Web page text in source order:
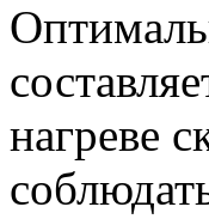
нагреве